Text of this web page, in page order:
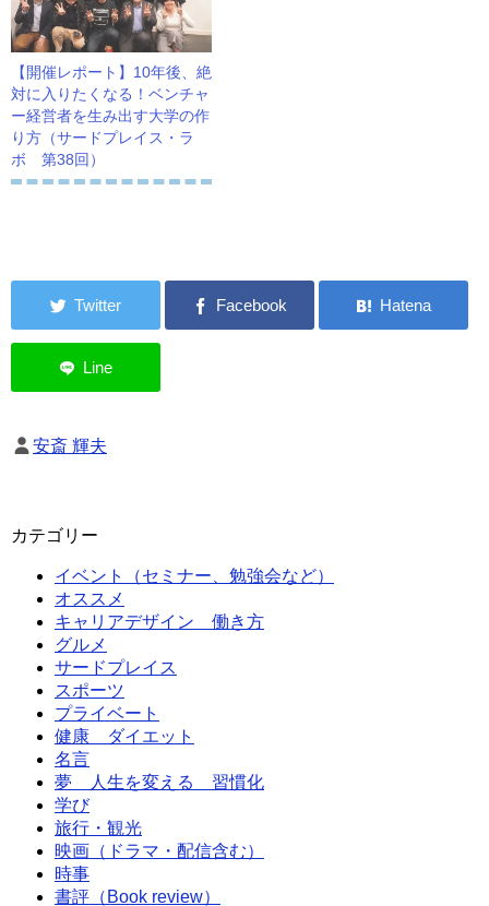
【開催レポート】10年後、絶
対に入りたくなる！ベンチャ
ー経営者を生み出す大学の作
り方（サードプレイス・ラ
ボ 第38回）
安斎 輝夫
カテゴリー
イベント（セミナー、勉強会など）
オススメ
キャリアデザイン 働き方
グルメ
サードプレイス
スポーツ
プライベート
健康 ダイエット
名言
夢 人生を変える 習慣化
学び
旅行・観光
映画（ドラマ・配信含む）
時事
書評（Book review）